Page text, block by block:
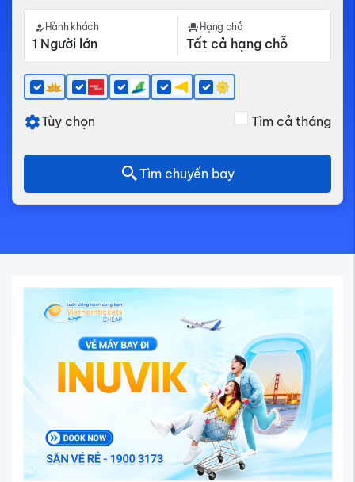
Hành khách Hạng chỗ
Tùy chọn Tìm cả tháng
Tìm chuyến bay